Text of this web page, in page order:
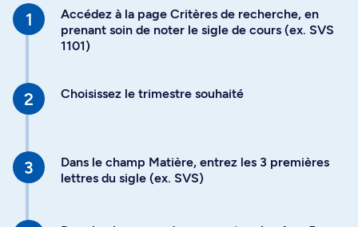
Accédez à la page Critères de recherche, en
prenant soin de noter le sigle de cours (ex. SVS
1101)
Choisissez le trimestre souhaité
Dans le champ Matière, entrez les 3 premières
lettres du sigle (ex. SVS)